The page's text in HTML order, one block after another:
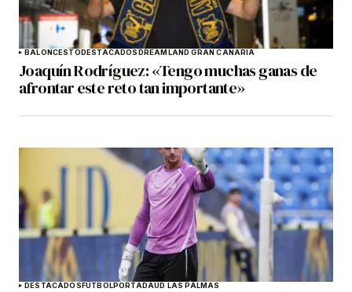
BALONCESTODESTACADOSDREAMLAND GRAN CANARIA
Joaquín Rodríguez: «Tengo muchas ganas de
afrontar este reto tan importante»
DESTACADOSFÚTBOLPORTADAUD LAS PALMAS